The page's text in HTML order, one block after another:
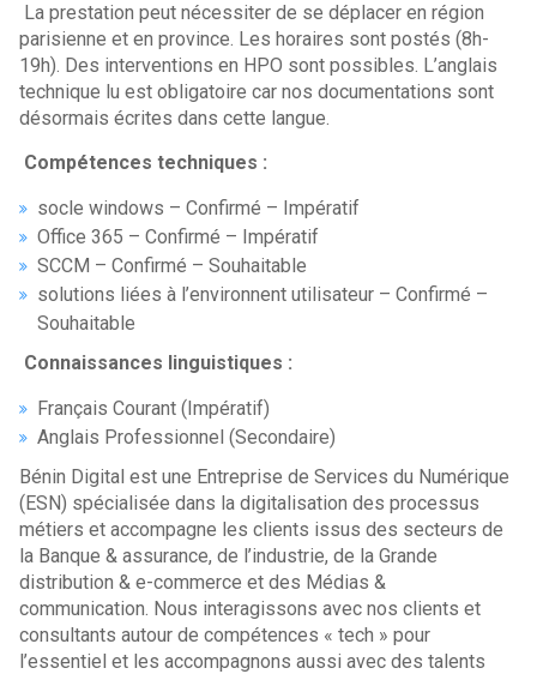
La prestation peut nécessiter de se déplacer en région
parisienne et en province. Les horaires sont postés (8h-
19h). Des interventions en HPO sont possibles. L’anglais
technique lu est obligatoire car nos documentations sont
désormais écrites dans cette langue.
Compétences techniques :
socle windows – Confirmé – Impératif
Office 365 – Confirmé – Impératif
SCCM – Confirmé – Souhaitable
solutions liées à l’environnent utilisateur – Confirmé –
Souhaitable
Connaissances linguistiques :
Français Courant (Impératif)
Anglais Professionnel (Secondaire)
Bénin Digital est une Entreprise de Services du Numérique
(ESN) spécialisée dans la digitalisation des processus
métiers et accompagne les clients issus des secteurs de
la Banque & assurance, de l’industrie, de la Grande
distribution & e-commerce et des Médias &
communication. Nous interagissons avec nos clients et
consultants autour de compétences « tech » pour
l’essentiel et les accompagnons aussi avec des talents